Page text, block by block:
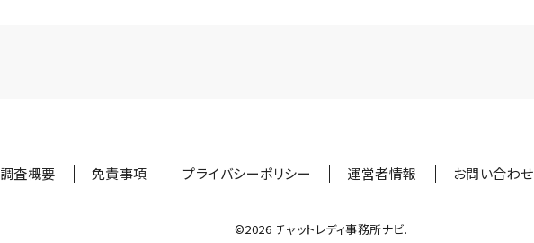
調査概要 免責事項 プライバシーポリシー 運営者情報 お問い合わせ
©︎2026 チャットレディ事務所ナビ.